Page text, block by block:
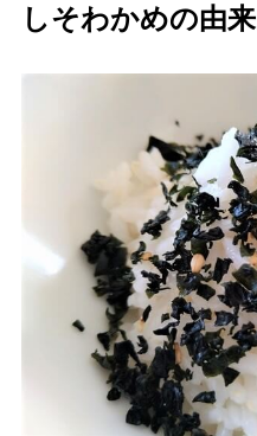
しそわかめの由来